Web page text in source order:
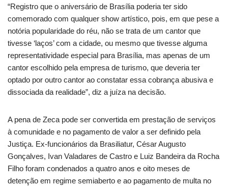
“Registro que o aniversário de Brasília poderia ter sido
comemorado com qualquer show artístico, pois, em que pese a
notória popularidade do réu, não se trata de um cantor que
tivesse ‘laços’ com a cidade, ou mesmo que tivesse alguma
representatividade especial para Brasília, mas apenas de um
cantor escolhido pela empresa de turismo, que deveria ter
optado por outro cantor ao constatar essa cobrança abusiva e
dissociada da realidade”, diz a juíza na decisão.
A pena de Zeca pode ser convertida em prestação de serviços
à comunidade e no pagamento de valor a ser definido pela
Justiça. Ex-funcionários da Brasiliatur, César Augusto
Gonçalves, Ivan Valadares de Castro e Luiz Bandeira da Rocha
Filho foram condenados a quatro anos e oito meses de
detenção em regime semiaberto e ao pagamento de multa no